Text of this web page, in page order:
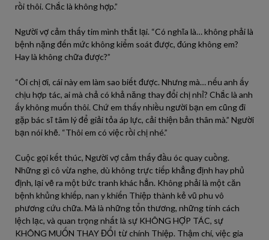
rồi thôi. Chắc là không hợp.”
Người vợ cảm thấy tim mình thắt lại. “Có nghĩa là… không phải là
bệnh nặng đến mức không kiểm soát được, đúng không em?
Hay là không chữa được?”
“Ôi chị ơi, cái này em làm sao biết được. Nhưng mà… nếu anh ấy
chịu hợp tác, ai mà chả có khả năng thay đổi chị nhỉ? Chắc là anh
ấy không muốn thôi. Chứ em thấy nhiều người bạn em cũng đi
gặp bác sĩ tâm lý để giải tỏa áp lực, cải thiện bản thân mà.” Người
bạn nói khẽ. “Thôi em có việc rồi chị nhé.”
Cuộc gọi kết thúc, Người vợ cảm thấy đầu óc quay cuồng.
Những gì cô vừa nghe, dù không trực tiếp khẳng định hay phủ
định, lại vẽ ra một bức tranh khác hẳn. Không phải là một căn
bệnh khủng khiếp, nan y khiến Thiệp thành kẻ vũ phu vô
phương cứu chữa. Mà là những tổn thương, những tính cách
lệch lạc, và quan trọng nhất là sự KHÔNG HỢP TÁC, sự
KHÔNG MUỐN THAY ĐỔI từ chính Thiệp. Thậm chí, việc gia